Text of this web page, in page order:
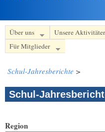
Über uns Unsere
Für Mitglieder
Schul-Jahresberichte >
Schul-
Region